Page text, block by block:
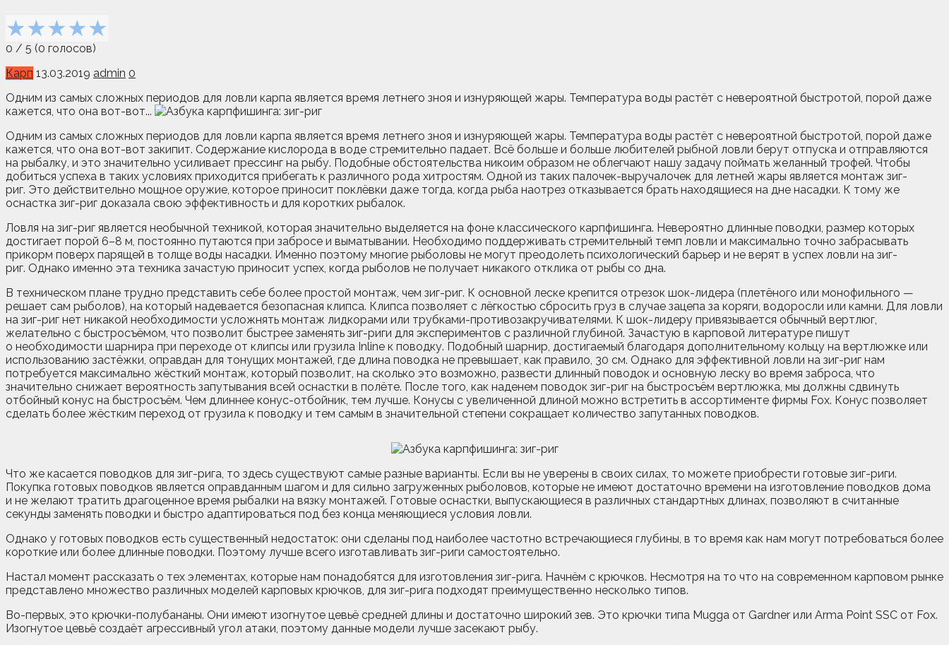
★★★★★
0 / 5 (0 голосов)
Карп 13.03.2019 admin 0
Одним из самых сложных периодов для ловли карпа является время летнего зноя и изнуряющей жары. Температура воды растёт с невероятной быстротой, порой даже
кажется, что она вот-вот...
Одним из самых сложных периодов для ловли карпа является время летнего зноя и изнуряющей жары. Температура воды растёт с невероятной быстротой, порой даже
кажется, что она вот-вот закипит. Содержание кислорода в воде стремительно падает. Всё больше и больше любителей рыбной ловли берут отпуска и отправляются
на рыбалку, и это значительно усиливает прессинг на рыбу. Подобные обстоятельства никоим образом не облегчают нашу задачу поймать желанный трофей. Чтобы
добиться успеха в таких условиях приходится прибегать к различного рода хитростям. Одной из таких палочек-выручалочек для летней жары является монтаж зиг-
риг. Это действительно мощное оружие, которое приносит поклёвки даже тогда, когда рыба наотрез отказывается брать находящиеся на дне насадки. К тому же
оснастка зиг-риг доказала свою эффективность и для коротких рыбалок.
Ловля на зиг-риг является необычной техникой, которая значительно выделяется на фоне классического карпфишинга. Невероятно длинные поводки, размер которых
достигает порой 6–8 м, постоянно путаются при забросе и выматывании. Необходимо поддерживать стремительный темп ловли и максимально точно забрасывать
прикорм поверх парящей в толще воды насадки. Именно поэтому многие рыболовы не могут преодолеть психологический барьер и не верят в успех ловли на зиг-
риг. Однако именно эта техника зачастую приносит успех, когда рыболов не получает никакого отклика от рыбы со дна.
В техническом плане трудно представить себе более простой монтаж, чем зиг-риг. К основной леске крепится отрезок шок-лидера (плетёного или монофильного —
решает сам рыболов), на который надевается безопасная клипса. Клипса позволяет с лёгкостью сбросить груз в случае зацепа за коряги, водоросли или камни. Для ловли
на зиг-риг нет никакой необходимости усложнять монтаж лидкорами или трубками-противозакручивателями. К шок-лидеру привязывается обычный вертлюг,
желательно с быстросъёмом, что позволит быстрее заменять зиг-риги для экспериментов с различной глубиной. Зачастую в карповой литературе пишут
о необходимости шарнира при переходе от клипсы или грузила Inline к поводку. Подобный шарнир, достигаемый благодаря дополнительному кольцу на вертлюжке или
использованию застёжки, оправдан для тонущих монтажей, где длина поводка не превышает, как правило, 30 см. Однако для эффективной ловли на зиг-риг нам
потребуется максимально жёсткий монтаж, который позволит, на сколько это возможно, развести длинный поводок и основную леску во время заброса, что
значительно снижает вероятность запутывания всей оснастки в полёте. После того, как наденем поводок зиг-риг на быстросъём вертлюжка, мы должны сдвинуть
отбойный конус на быстросъём. Чем длиннее конус-отбойник, тем лучше. Конусы с увеличенной длиной можно встретить в ассортименте фирмы Fox. Конус позволяет
сделать более жёстким переход от грузила к поводку и тем самым в значительной степени сокращает количество запутанных поводков.
Что же касается поводков для зиг-рига, то здесь существуют самые разные варианты. Если вы не уверены в своих силах, то можете приобрести готовые зиг-риги.
Покупка готовых поводков является оправданным шагом и для сильно загруженных рыболовов, которые не имеют достаточно времени на изготовление поводков дома
и не желают тратить драгоценное время рыбалки на вязку монтажей. Готовые оснастки, выпускающиеся в различных стандартных длинах, позволяют в считанные
секунды заменять поводки и быстро адаптироваться под без конца меняющиеся условия ловли.
Однако у готовых поводков есть существенный недостаток: они сделаны под наиболее частотно встречающиеся глубины, в то время как нам могут потребоваться более
короткие или более длинные поводки. Поэтому лучше всего изготавливать зиг-риги самостоятельно.
Настал момент рассказать о тех элементах, которые нам понадобятся для изготовления зиг-рига. Начнём с крючков. Несмотря на то что на современном карповом рынке
представлено множество различных моделей карповых крючков, для зиг-рига подходят преимущественно несколько типов.
Во-первых, это крючки-полубананы. Они имеют изогнутое цевьё средней длины и достаточно широкий зев. Это крючки типа Mugga от Gardner или Arma Point SSC от Fox.
Изогнутое цевьё создаёт агрессивный угол атаки, поэтому данные модели лучше засекают рыбу.